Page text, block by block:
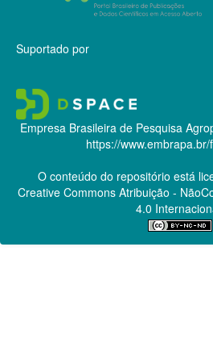
Suportado por
Empresa Brasileira de Pesquisa
https://
O conteúdo do repositório está
Creative CommonsAtribuição -
4.0